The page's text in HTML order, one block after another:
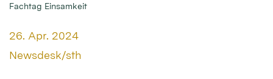
Fachtag Einsamkeit
Datum:
26. Apr. 2024
Von:
Newsdesk/sth